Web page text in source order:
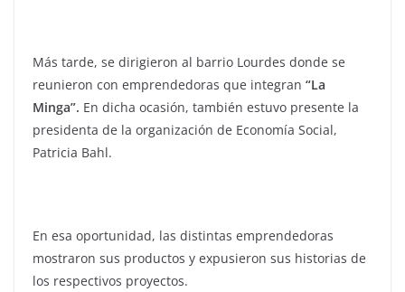
Más tarde, se dirigieron al barrio Lourdes donde se
reunieron con emprendedoras que integran “La
Minga”. En dicha ocasión, también estuvo presente la
presidenta de la organización de Economía Social,
Patricia Bahl.
En esa oportunidad, las distintas emprendedoras
mostraron sus productos y expusieron sus historias de
los respectivos proyectos.